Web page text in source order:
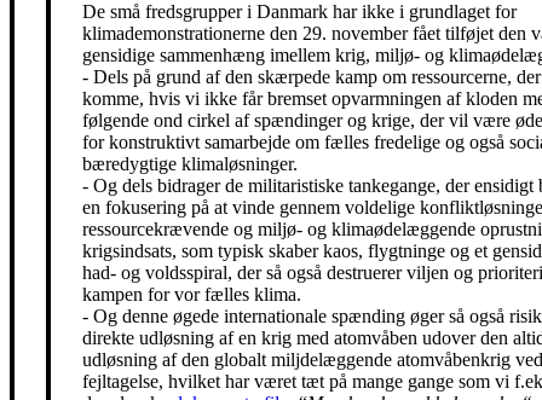
De små fredsgrupper i Danmark har ikke i grundlaget for
klimademonstrationerne den 29. november fået tilføjet den
gensidige sammenhæng imellem krig, miljø- og
- Dels på grund af den skærpede kamp om ressourcerne,
komme, hvis vi ikke får bremset opvarmningen af kloden
følgende ond cirkel af spændinger og krige, der vil være
for konstruktivt samarbejde om fælles fredelige og også
bæredygtige klimaløsninger.
- Og dels bidrager de militaristiske tankegange, der ensidigt
en fokusering på at vinde gennem voldelige
ressourcekrævende og miljø- og klimaødelæggende
krigsindsats, som typisk skaber kaos, flygtninge og et
had- og voldsspiral, der så også destruerer viljen og
kampen for vor fælles klima.
- Og denne øgede internationale spænding øger så også
direkte udløsning af en krig med atomvåben udover den
udløsning af den globalt miljdelæggende atomvåbenkrig
fejltagelse, hvilket har været tæt på mange gange som vi